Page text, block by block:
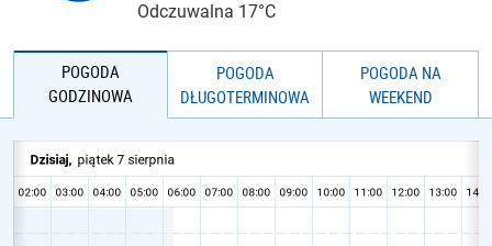
Odczuwalna 17°C
POGODA
GODZINOWA
POGODA
DŁUGOTERMINOWA
POGODA NA
WEEKEND